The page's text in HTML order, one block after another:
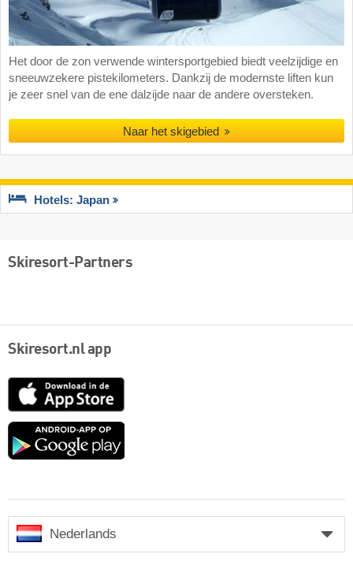
Het door de zon verwende wintersportgebied biedt veelzijdige en
sneeuwzekere pistekilometers. Dankzij de modernste liften kun
je zeer snel van de ene dalzijde naar de andere oversteken.
Naar het skigebied
Hotels: Japan
Skiresort-Partners
Skiresort.nl app
App
Google
Nederlands